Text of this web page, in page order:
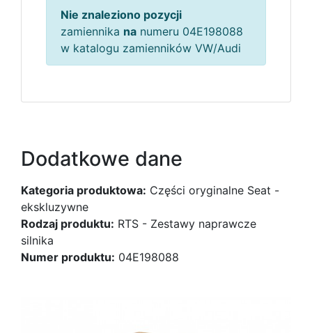
Nie znaleziono pozycji
zamiennika na numeru 04E198088
w katalogu zamienników VW/Audi
Dodatkowe dane
Kategoria produktowa: Części oryginalne Seat -
ekskluzywne
Rodzaj produktu: RTS - Zestawy naprawcze
silnika
Numer produktu: 04E198088